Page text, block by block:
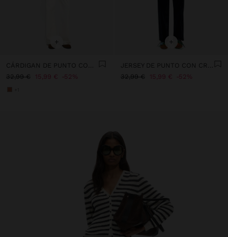
+
CÁRDIGAN DE PUNTO CON RAYAS
32,99 €
15,99 € 52%
+
JERSEY DE PUNTO CON CREMALLERA
32,99 €
15,99 € 52%